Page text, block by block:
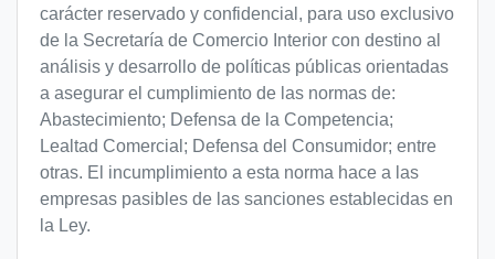
carácter reservado y confidencial, para uso exclusivo
de la Secretaría de Comercio Interior con destino al
análisis y desarrollo de políticas públicas orientadas
a asegurar el cumplimiento de las normas de:
Abastecimiento; Defensa de la Competencia;
Lealtad Comercial; Defensa del Consumidor; entre
otras. El incumplimiento a esta norma hace a las
empresas pasibles de las sanciones establecidas en
la Ley.